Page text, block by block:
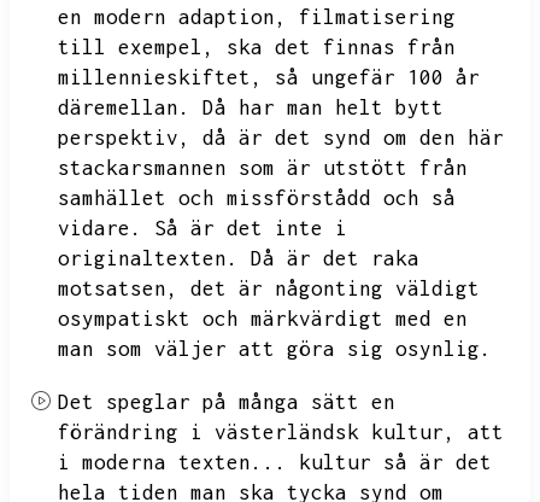
en modern adaption,
filmatisering
till exempel,
ska det finnas från
millennieskiftet,
så ungefär 100 år
däremellan.
Då har man helt bytt
perspektiv,
då är det synd om den här
stackarsmannen som är utstött från
samhället och missförstådd och så
vidare.
Så är det inte i
originaltexten.
Då är det raka
motsatsen,
det är någonting väldigt
osympatiskt och märkvärdigt med en
man som väljer att göra sig osynlig.
Det speglar på många sätt en
förändring i västerländsk kultur,
att
i moderna texten...
kultur så är det
hela tiden man ska tycka synd om